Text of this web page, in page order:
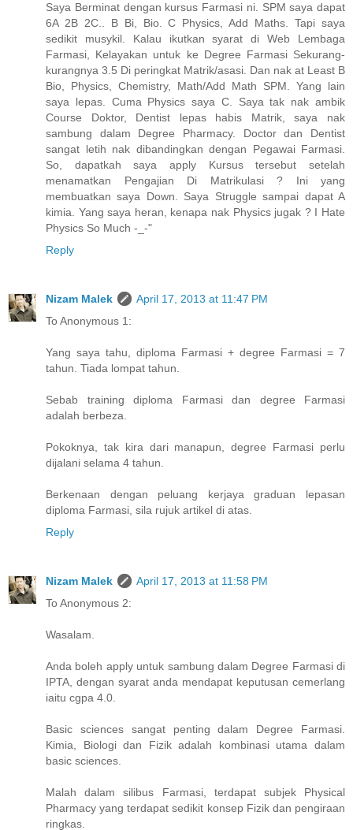
Saya Berminat dengan kursus Farmasi ni. SPM saya dapat
6A 2B 2C.. B Bi, Bio. C Physics, Add Maths. Tapi saya
sedikit musykil. Kalau ikutkan syarat di Web Lembaga
Farmasi, Kelayakan untuk ke Degree Farmasi Sekurang-
kurangnya 3.5 Di peringkat Matrik/asasi. Dan nak at Least B
Bio, Physics, Chemistry, Math/Add Math SPM. Yang lain
saya lepas. Cuma Physics saya C. Saya tak nak ambik
Course Doktor, Dentist lepas habis Matrik, saya nak
sambung dalam Degree Pharmacy. Doctor dan Dentist
sangat letih nak dibandingkan dengan Pegawai Farmasi.
So, dapatkah saya apply Kursus tersebut setelah
menamatkan Pengajian Di Matrikulasi ? Ini yang
membuatkan saya Down. Saya Struggle sampai dapat A
kimia. Yang saya heran, kenapa nak Physics jugak ? I Hate
Physics So Much -_-"
Reply
Nizam Malek
April 17, 2013 at 11:47 PM
To Anonymous 1:
Yang saya tahu, diploma Farmasi + degree Farmasi = 7
tahun. Tiada lompat tahun.
Sebab training diploma Farmasi dan degree Farmasi
adalah berbeza.
Pokoknya, tak kira dari manapun, degree Farmasi perlu
dijalani selama 4 tahun.
Berkenaan dengan peluang kerjaya graduan lepasan
diploma Farmasi, sila rujuk artikel di atas.
Reply
Nizam Malek
April 17, 2013 at 11:58 PM
To Anonymous 2:
Wasalam.
Anda boleh apply untuk sambung dalam Degree Farmasi di
IPTA, dengan syarat anda mendapat keputusan cemerlang
iaitu cgpa 4.0.
Basic sciences sangat penting dalam Degree Farmasi.
Kimia, Biologi dan Fizik adalah kombinasi utama dalam
basic sciences.
Malah dalam silibus Farmasi, terdapat subjek Physical
Pharmacy yang terdapat sedikit konsep Fizik dan pengiraan
ringkas.